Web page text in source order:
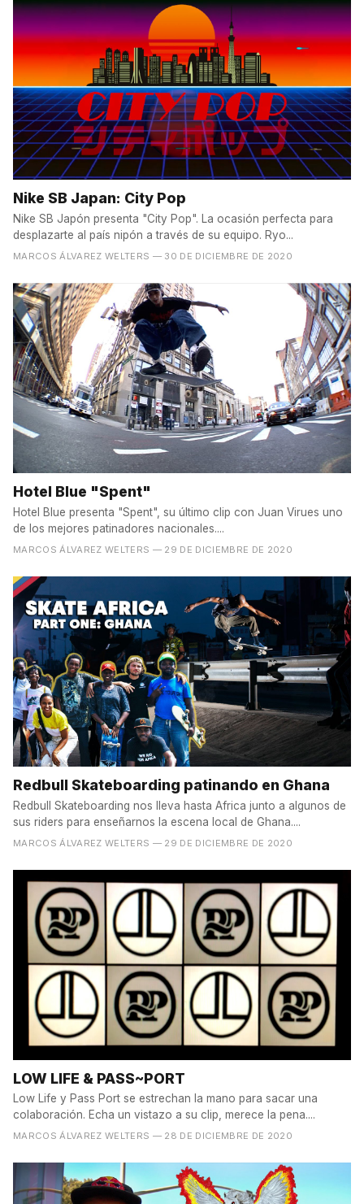
Nike SB Japan: City Pop
Nike SB Japón presenta "City Pop". La ocasión perfecta para
desplazarte al país nipón a través de su equipo. Ryo...
MARCOS ÁLVAREZ WELTERS — 30 DE DICIEMBRE DE 2020
Hotel Blue "Spent"
Hotel Blue presenta "Spent", su último clip con Juan Virues uno
de los mejores patinadores nacionales....
MARCOS ÁLVAREZ WELTERS — 29 DE DICIEMBRE DE 2020
Redbull Skateboarding patinando en Ghana
Redbull Skateboarding nos lleva hasta Africa junto a algunos de
sus riders para enseñarnos la escena local de Ghana....
MARCOS ÁLVAREZ WELTERS — 29 DE DICIEMBRE DE 2020
LOW LIFE & PASS~PORT
Low Life y Pass Port se estrechan la mano para sacar una
colaboración. Echa un vistazo a su clip, merece la pena....
MARCOS ÁLVAREZ WELTERS — 28 DE DICIEMBRE DE 2020